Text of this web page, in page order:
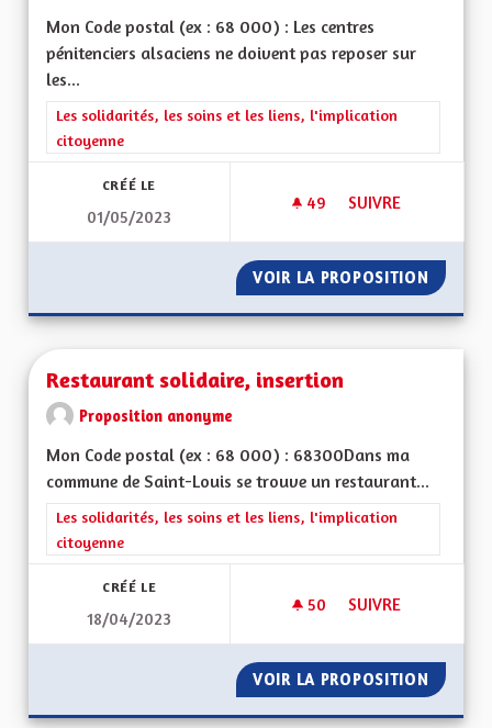
Mon Code postal (ex : 68 000) : Les centres
pénitenciers alsaciens ne doivent pas reposer sur
les...
Filtrer les résultats de la catégorie : Les solidarités, les soins
Les solidarités, les soins et les liens, l'implication
citoyenne
CRÉÉ LE
01/05/2023
49 49 ABONNÉS
SUIVRE
VOIR LA PROPOSITION
Restaurant solidaire, insertion
Proposition anonyme
Mon Code postal (ex : 68 000) : 68300Dans ma
commune de Saint-Louis se trouve un restaurant...
Filtrer les résultats de la catégorie : Les solidarités, les soins
Les solidarités, les soins et les liens, l'implication
citoyenne
CRÉÉ LE
18/04/2023
50 50 ABONNÉS
SUIVRE
VOIR LA PROPOSITION